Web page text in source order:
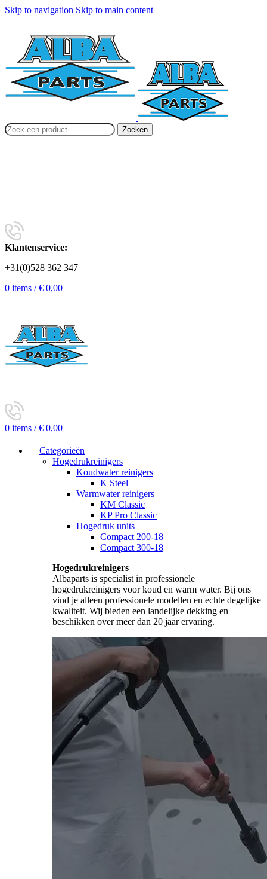
Skip to navigation Skip to main content
Zoeken
Klantenservice:
+31(0)528 362 347
0 items / € 0,00
0 items / € 0,00
Categorieën
Hogedrukreinigers
Koudwater reinigers
K Steel
Warmwater reinigers
KM Classic
KP Pro Classic
Hogedruk units
Compact 200-18
Compact 300-18
Hogedrukreinigers
Albaparts is specialist in professionele
hogedrukreinigers voor koud en warm water. Bij ons
vind je alleen professionele modellen en echte degelijke
kwaliteit. Wij bieden een landelijke dekking en
beschikken over meer dan 20 jaar ervaring.